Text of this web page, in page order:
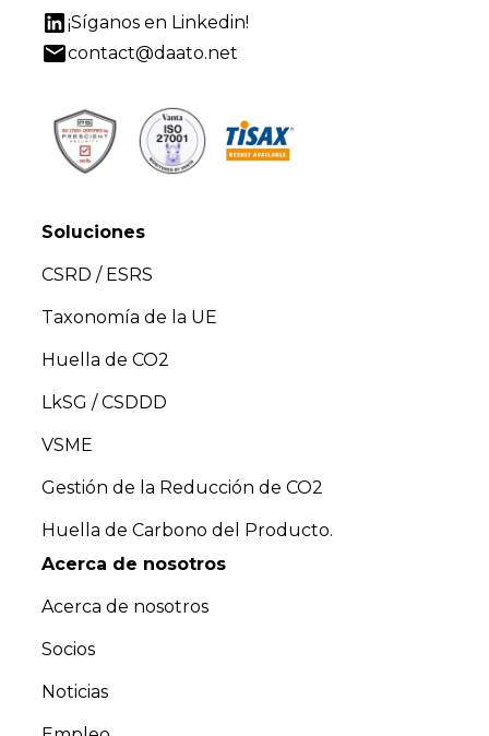
¡Síganos en Linkedin!
contact@daato.net
Soluciones
CSRD / ESRS
Taxonomía de la UE
Huella de CO2
LkSG / CSDDD
VSME
Gestión de la Reducción de CO2
Huella de Carbono del Producto.
Acerca de nosotros
Acerca de nosotros
Socios
Noticias